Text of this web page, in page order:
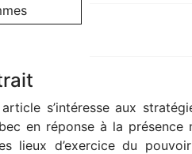
s’intéresse aux
en réponse à la présence
lieux d’exercice du